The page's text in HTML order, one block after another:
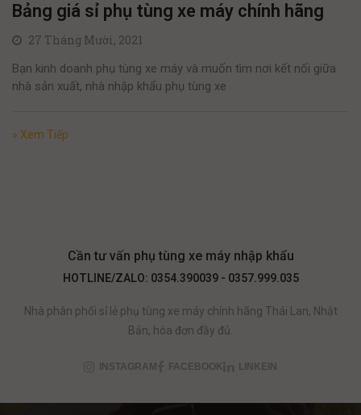
Bảng giá sỉ phụ tùng xe máy chính hãng
27 Tháng Mười, 2021
Bạn kinh doanh phụ tùng xe máy và muốn tìm nơi kết nối giữa
nhà sản xuất, nhà nhập khẩu phụ tùng xe
» Xem Tiếp
Cần tư vấn phụ tùng xe máy nhập khẩu
HOTLINE/ZALO: 0354.390039 - 0357.999.035
Nhà phân phối sỉ lẻ phụ tùng xe máy chính hãng Thái Lan, Nhật
Bản, hóa đơn đầy đủ.
INSTAGRAM FACEBOOK LINKEIN